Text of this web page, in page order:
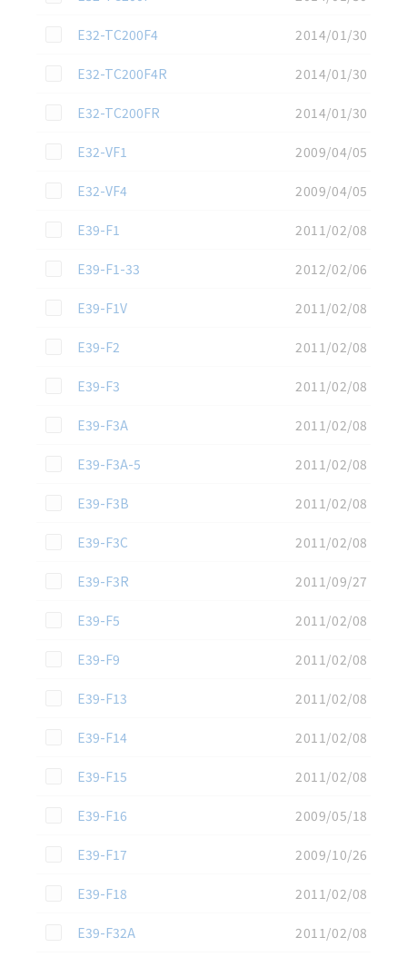
この資料を選択
E32-TC200F4
2014/01/30
この資料を選択
E32-TC200F4R
2014/01/30
この資料を選択
E32-TC200FR
2014/01/30
この資料を選択
E32-VF1
2009/04/05
この資料を選択
E32-VF4
2009/04/05
この資料を選択
E39-F1
2011/02/08
この資料を選択
E39-F1-33
2012/02/06
この資料を選択
E39-F1V
2011/02/08
この資料を選択
E39-F2
2011/02/08
この資料を選択
E39-F3
2011/02/08
この資料を選択
E39-F3A
2011/02/08
この資料を選択
E39-F3A-5
2011/02/08
この資料を選択
E39-F3B
2011/02/08
この資料を選択
E39-F3C
2011/02/08
この資料を選択
E39-F3R
2011/09/27
この資料を選択
E39-F5
2011/02/08
この資料を選択
E39-F9
2011/02/08
この資料を選択
E39-F13
2011/02/08
この資料を選択
E39-F14
2011/02/08
この資料を選択
E39-F15
2011/02/08
この資料を選択
E39-F16
2009/05/18
この資料を選択
E39-F17
2009/10/26
この資料を選択
E39-F18
2011/02/08
この資料を選択
E39-F32A
2011/02/08